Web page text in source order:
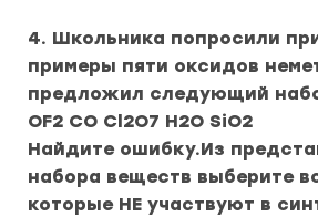
4. Школьника попросили
примеры пяти оксидов
предложил следующий
OF2 CO Cl2O7 H2O SiO2
Найдите ошибку.Из
набора веществ выберите
которые НЕ участвуют в